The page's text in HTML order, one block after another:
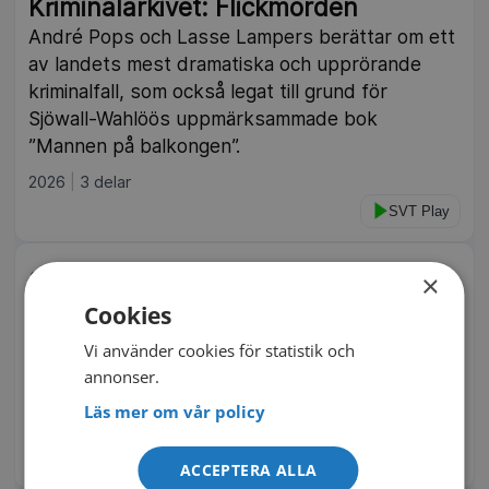
Kriminalarkivet: Flickmorden
André Pops och Lasse Lampers berättar om ett
av landets mest dramatiska och upprörande
kriminalfall, som också legat till grund för
Sjöwall-Wahlöös uppmärksammade bok
”Mannen på balkongen”.
2026 3 delar
SVT Play
Syskonmördaren
En tonåring försvinner från sitt hem i Bristol och
×
Cookies
Vi använder cookies för statistik och
annonser.
Läs mer om vår policy
ACCEPTERA ALLA